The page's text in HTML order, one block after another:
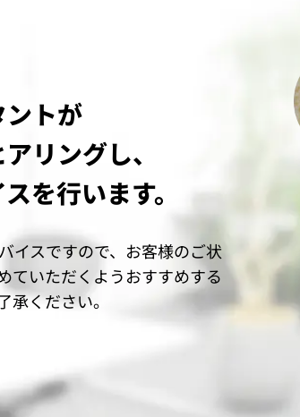
ントが
リングし、
を行います。
イスですので、お客様のご状
ていただくようおすすめする
承ください。